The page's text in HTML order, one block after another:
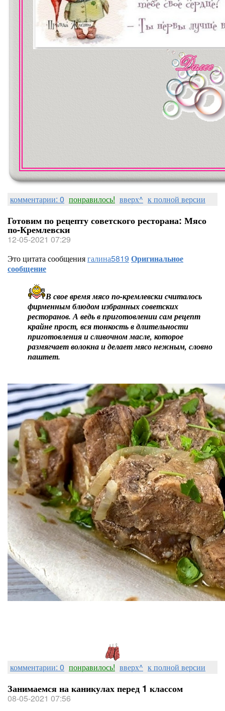
комментарии: 0 понравилось! вверх^ к полной версии
Готовим по рецепту советского ресторана: Мясо
по-Кремлевски
12-05-2021 07:29
Это цитата сообщениягалина5819 Оригинальное
сообщение
В свое время мясо по-кремлевски считалось
фирменным блюдом избранных советских
ресторанов. А ведь в приготовлении сам рецепт
крайне прост, вся тонкость в длительности
приготовления и сливочном масле, которое
размягчает волокна и делает мясо нежным, словно
паштет.
комментарии: 0 понравилось! вверх^ к полной версии
Занимаемся на каникулах перед 1 классом
08-05-2021 07:56